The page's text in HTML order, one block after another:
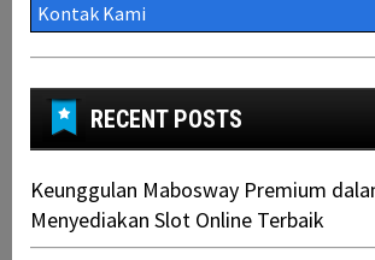
Kontak Kami
RECENT POSTS
Keunggulan Mabosway Premium
Menyediakan Slot Online Terbaik